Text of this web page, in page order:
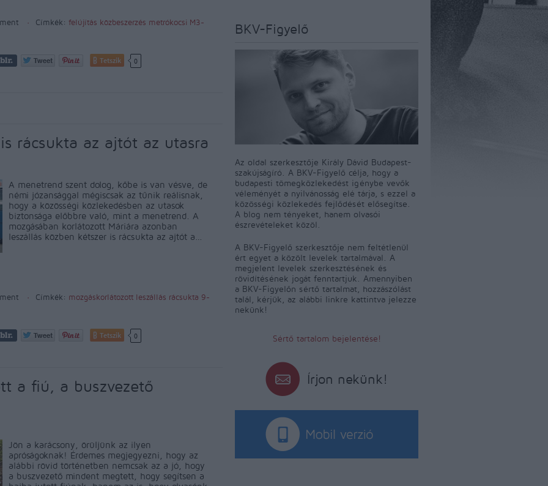
Címkék: felújítás közbeszerzés metrókocsi M3-
Tetszik 0
rácsukta az ajtót az utasra
A menetrend szent dolog, kőbe is van vésve, de
némi józansággal mégiscsak az tűnik reálisnak,
hogy a közösségi közlekedésben az utasok
biztonsága előbbre való, mint a menetrend. A
mozgásában korlátozott Máriára azonban
leszállás közben kétszer is rácsukta az ajtót a…
Címkék: mozgáskorlátozott leszállás rácsukta 9-
Tetszik 0
a fiú, a buszvezető
Jön a karácsony, örüljünk az ilyen
apróságoknak! Érdemes megjegyezni, hogy az
alábbi rövid történetben nemcsak az a jó, hogy
a buszvezető mindent megtett, hogy segítsen a
BKV-Figyelő
Az oldal szerkesztője Király Dávid Budapest-
szakújságíró. A BKV-Figyelő célja, hogy a
budapesti tömegközlekedést igénybe vevők
véleményét a nyilvánosság elé tárja, s ezzel a
közösségi közlekedés fejlődését elősegítse.
A blog nem tényeket, hanem olvasói
észrevételeket közöl.
A BKV-Figyelő szerkesztője nem feltétlenül
ért egyet a közölt levelek tartalmával. A
megjelent levelek szerkesztésének és
rövidítésének jogát fenntartjuk. Amennyiben
a BKV-Figyelőn sértő tartalmat, hozzászólást
talál, kérjük, az alábbi linkre kattintva jelezze
nekünk!
Sértő tartalom bejelentése!
Írjon nekünk!